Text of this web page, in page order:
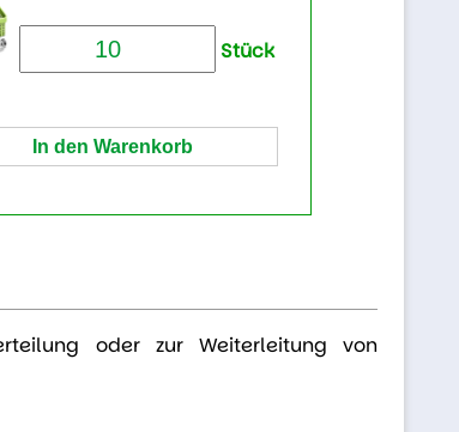
Stück
oder zur Weiterleitung von